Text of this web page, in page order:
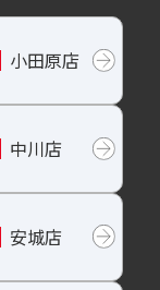
小田原店
中川店
安城店